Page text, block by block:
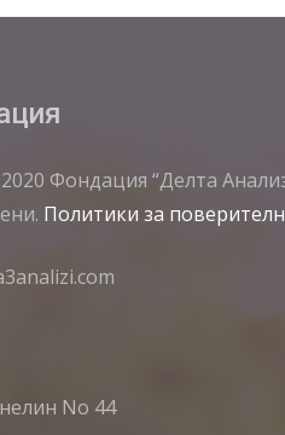
Фондация “Делта
Политики за
No 44